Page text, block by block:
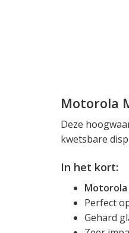
Motorola
Deze
kwetsbare
In het kort:
Motorola
Perfect
Gehard